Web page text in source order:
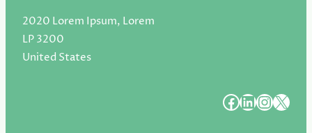
2020 Lorem Ipsum, Lorem
LP 3200
United States
####